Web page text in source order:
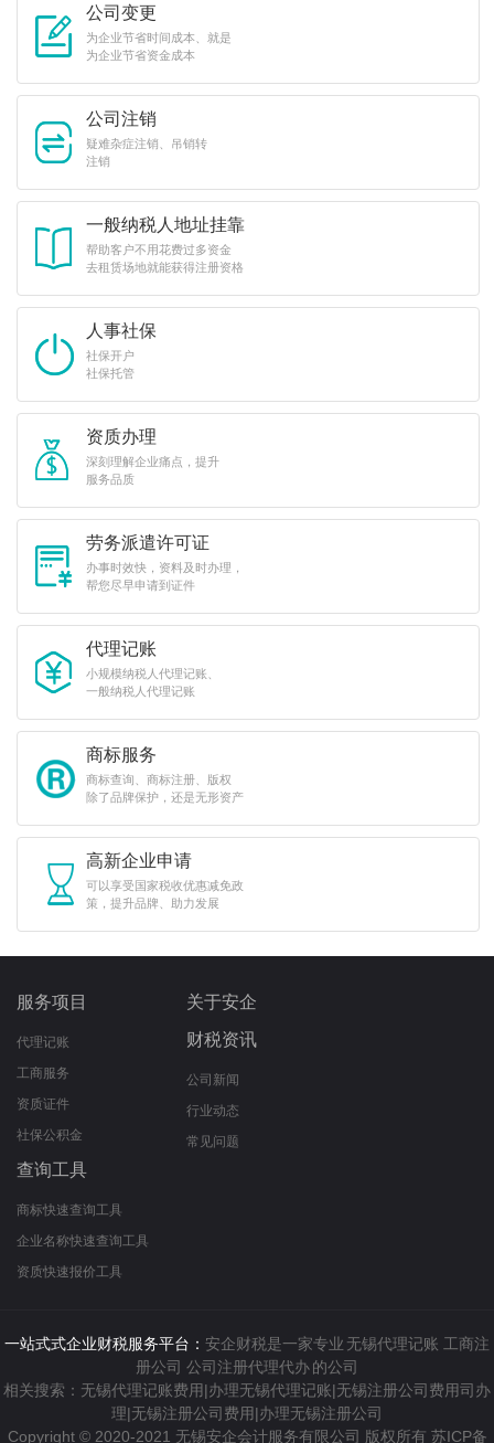
公司变更
为企业节省时间成本、就是
为企业节省资金成本
公司注销
疑难杂症注销、吊销转
注销
一般纳税人地址挂靠
帮助客户不用花费过多资金
去租赁场地就能获得注册资格
人事社保
社保开户
社保托管
资质办理
深刻理解企业痛点，提升
服务品质
劳务派遣许可证
办事时效快，资料及时办理，
帮您尽早申请到证件
代理记账
小规模纳税人代理记账、
一般纳税人代理记账
商标服务
商标查询、商标注册、版权
除了品牌保护，还是无形资产
高新企业申请
可以享受国家税收优惠减免政
策，提升品牌、助力发展
服务项目
代理记账
工商服务
资质证件
社保公积金
关于安企
财税资讯
公司新闻
行业动态
常见问题
查询工具
商标快速查询工具
企业名称快速查询工具
资质快速报价工具
一站式式企业财税服务平台： 安企财税是一家专业 无锡代理记账 工商注
册公司 公司注册代理代办的公司
相关搜索：无锡代理记账费用|办理无锡代理记账|无锡注册公司费用司办
理|无锡注册公司费用|办理无锡注册公司
Copyright © 2020-2021 无锡安企会计服务有限公司 版权所有 苏ICP备